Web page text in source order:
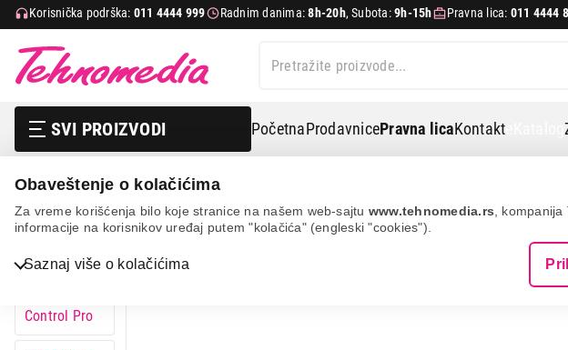
Obaveštenje o kolačićima
Za vreme korišćenja bilo koje stranice na našem web-sajtu www.tehnomedia.rs ,
informacije na korisnikov uređaj putem "kolačića" (engleski "cookies").
Saznaj više o kolačićima
Korisnička podrška: 011 4444 999 Radnim danima:8h-20h, Subota:9h-15h Pravna lica: 011 4444
SVI PROIZVODI PočetnaProdavnicePravna licaKontakt eKatalog
Bela tehnika
IT & Gaming
Mali kućni aparati Pegle